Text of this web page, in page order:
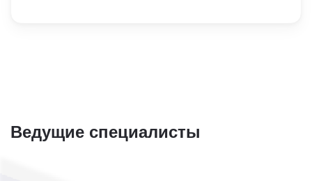
Ведущие специалисты